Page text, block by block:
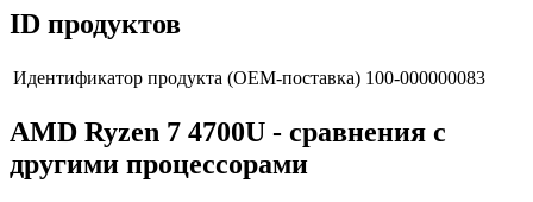
ID продуктов
Идентификатор продукта (OEM-поставка) 100-000000083
AMD Ryzen 7 4700U - сравнения с
другими процессорами